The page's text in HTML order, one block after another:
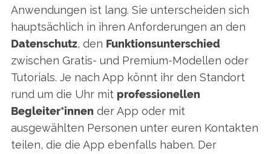
Anwendungen ist lang. Sie unterscheiden sich
hauptsächlich in ihren Anforderungen an den
Datenschutz, den Funktionsunterschied
zwischen Gratis- und Premium-Modellen oder
Tutorials. Je nach App könnt ihr den Standort
rund um die Uhr mit professionellen
Begleiter*innen der App oder mit
ausgewählten Personen unter euren Kontakten
teilen, die die App ebenfalls haben. Der